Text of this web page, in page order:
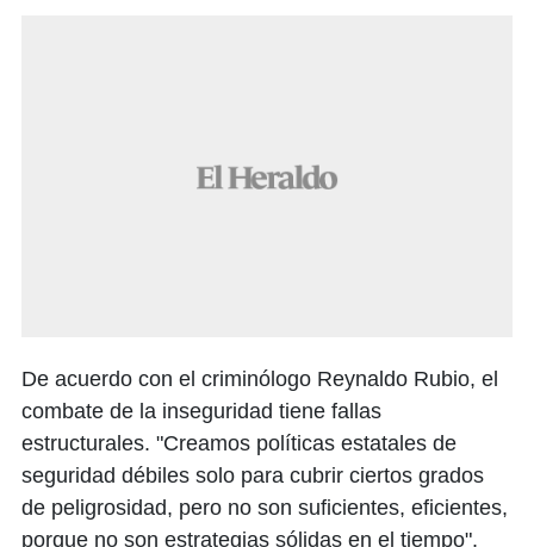
De acuerdo con el criminólogo Reynaldo Rubio, el
combate de la inseguridad tiene fallas
estructurales. "Creamos políticas estatales de
seguridad débiles solo para cubrir ciertos grados
de peligrosidad, pero no son suficientes, eficientes,
porque no son estrategias sólidas en el tiempo".